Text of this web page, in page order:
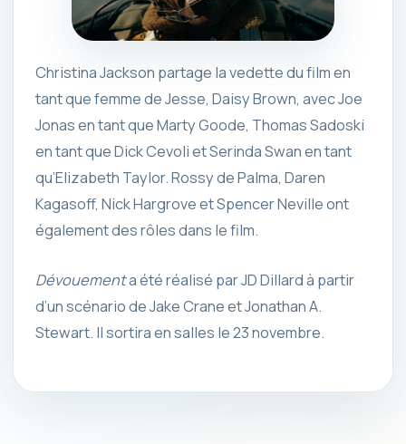
Christina Jackson partage la vedette du film en
tant que femme de Jesse, Daisy Brown, avec Joe
Jonas en tant que Marty Goode, Thomas Sadoski
en tant que Dick Cevoli et Serinda Swan en tant
qu’Elizabeth Taylor. Rossy de Palma, Daren
Kagasoff, Nick Hargrove et Spencer Neville ont
également des rôles dans le film.
Dévouementa été réalisé par JD Dillard à partir
d’un scénario de Jake Crane et Jonathan A.
Stewart. Il sortira en salles le 23 novembre.